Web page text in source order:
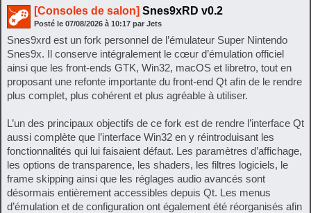
[Consoles de salon] Snes9xRD v0.2
Posté le 07/08/2026 à 10:17 par Jets
Snes9xrd est un fork personnel de l’émulateur Super Nintendo
Snes9x. Il conserve intégralement le cœur d’émulation officiel
ainsi que les front-ends GTK, Win32, macOS et libretro, tout en
proposant une refonte importante du front-end Qt afin de le rendre
plus complet, plus cohérent et plus agréable à utiliser.
L’un des principaux objectifs de ce fork est de rendre l’interface Qt
aussi complète que l’interface Win32 en y réintroduisant les
fonctionnalités qui lui faisaient défaut. Les paramètres d’affichage,
les options de transparence, les shaders, les filtres logiciels, le
frame skipping ainsi que les réglages audio avancés sont
désormais entièrement accessibles depuis Qt. Les menus
d’émulation et de configuration ont également été réorganisés afin